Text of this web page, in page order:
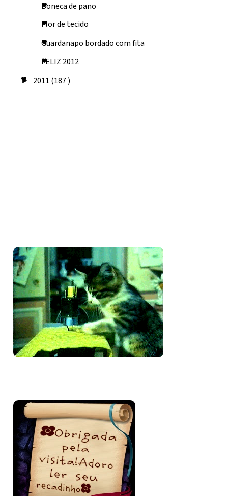
Boneca de pano
Flor de tecido
Guardanapo bordado com fita
FELIZ 2012
► 2011 (187 )